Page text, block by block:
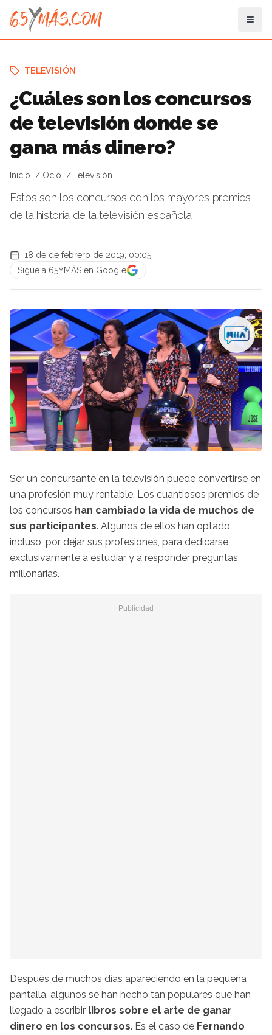
TELEVISIÓN
¿Cuáles son los concursos
de televisión donde se
gana más dinero?
Inicio Ocio Televisión
Estos son los concursos con los mayores premios
de la historia de la televisión española
18 de de febrero de 2019, 00:05
Sigue a 65YMÁS en Google
Ser un concursante en la televisión puede convertirse en
una profesión muy rentable. Los cuantiosos premios de
los concursos han cambiado la vida de muchos de
sus participantes. Algunos de ellos han optado,
incluso, por dejar sus profesiones, para dedicarse
exclusivamente a estudiar y a responder preguntas
millonarias.
Después de muchos días apareciendo en la pequeña
pantalla, algunos se han hecho tan populares que han
llegado a escribir libros sobre el arte de ganar
dinero en los concursos. Es el caso de Fernando